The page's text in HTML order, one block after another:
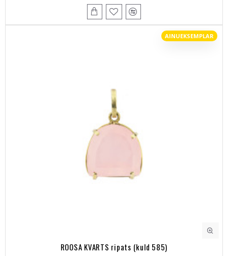
AINUEKSEMPLAR
ROOSA KVARTS ripats (kuld 585)